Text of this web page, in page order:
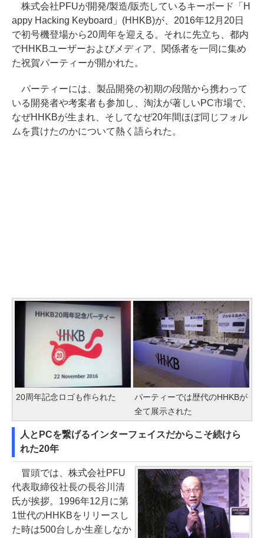
株式会社PFUが開発/製造/販売しているキーボード「H
appy Hacking Keyboard」(HHKB)が、2016年12月20日
で初号機登場から20周年を迎える。それに先立ち、都内
でHHKBユーザーおよびメディア、関係者を一同に集め
た祝賀パーティーが開かれた。
パーティーには、製品開発の初期の段階から携わって
いる開発者や考案者も参加し、淘汰が著しいPC市場で、
なぜHHKBが生まれ、そしてなぜ20年間ほぼ同じフォル
ムを貫けたのかについて熱く語られた。
20周年記念ロゴも作られた
パーティーでは歴代のHHKBが
全て展示された
人とPCを繋げるインターフェイスだからこそ続けら
れた20年
冒頭では、株式会社PFU
代表取締役社長の長谷川清
氏が挨拶。1996年12月に第
1世代のHHKBをリリースし
た時は500台しか生産しなか